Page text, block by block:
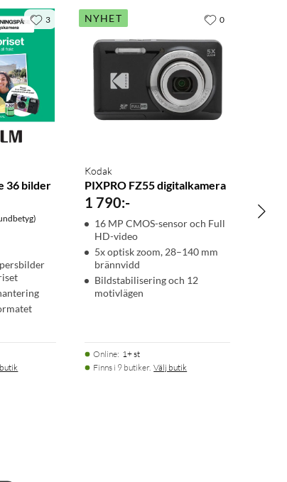
36 bilder
3 NYHET
Kodak
PIXPRO FZ55 digitalkamera
1 790:-
16 MP CMOS-sensor och Full
HD-video
5x optisk zoom, 28–140 mm
brännvidd
Bildstabilisering och 12
motivlägen
Online: 1+ st
Finns i 9 butiker. Välj butik
0